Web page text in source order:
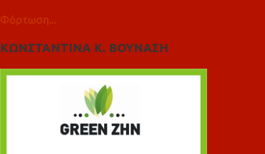
Φόρτωση...
ΚΩΝΣΤΑΝΤΙΝΑ Κ. ΒΟΥΝΑΣΗ